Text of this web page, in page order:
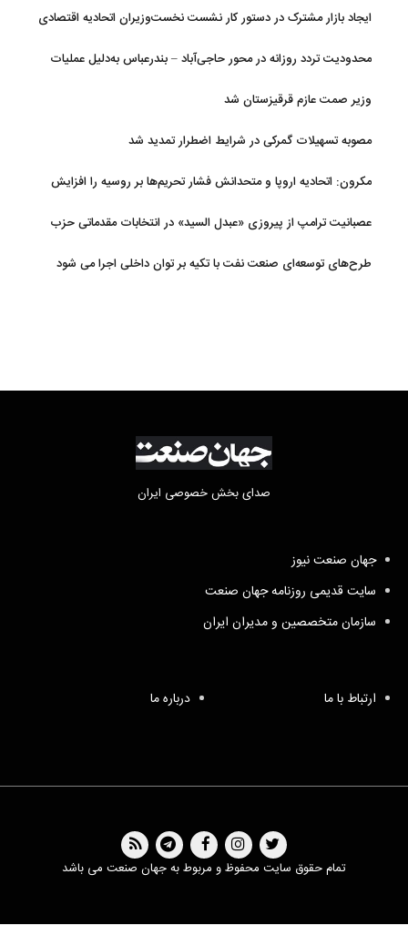
ایجاد بازار مشترک در دستور کار نشست نخست‌وزیران اتحادیه اقتصادی
محدودیت تردد روزانه در محور حاجی‌آباد – بندرعباس به‌دلیل عملیات
وزیر صمت عازم قرقیزستان شد
مصوبه تسهیلات گمرکی در شرایط اضطرار تمدید شد
مکرون: اتحادیه اروپا و متحدانش فشار تحریم‌ها بر روسیه را افزایش
عصبانیت ترامپ از پیروزی «عبدل السید» در انتخابات مقدماتی حزب
طرح‌های توسعه‌ای صنعت نفت با تکیه بر توان داخلی اجرا می شود
صدای بخش خصوصی ایران
جهان صنعت نیوز
سایت قدیمی روزنامه جهان صنعت
سازمان متخصصین و مدیران ایران
ارتباط با ما درباره ما
تمام حقوق سایت محفوظ و مربوط به جهان صنعت می باشد